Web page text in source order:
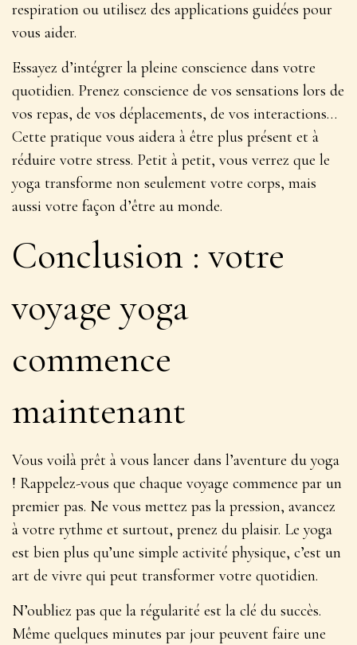
respiration ou utilisez des applications guidées pour
vous aider.
Essayez d’intégrer la pleine conscience dans votre
quotidien. Prenez conscience de vos sensations lors de
vos repas, de vos déplacements, de vos interactions…
Cette pratique vous aidera à être plus présent et à
réduire votre stress. Petit à petit, vous verrez que le
yoga transforme non seulement votre corps, mais
aussi votre façon d’être au monde.
Conclusion : votre
voyage yoga
commence
maintenant
Vous voilà prêt à vous lancer dans l’aventure du yoga
! Rappelez-vous que chaque voyage commence par un
premier pas. Ne vous mettez pas la pression, avancez
à votre rythme et surtout, prenez du plaisir. Le yoga
est bien plus qu’une simple activité physique, c’est un
art de vivre qui peut transformer votre quotidien.
N’oubliez pas que la régularité est la clé du succès.
Même quelques minutes par jour peuvent faire une